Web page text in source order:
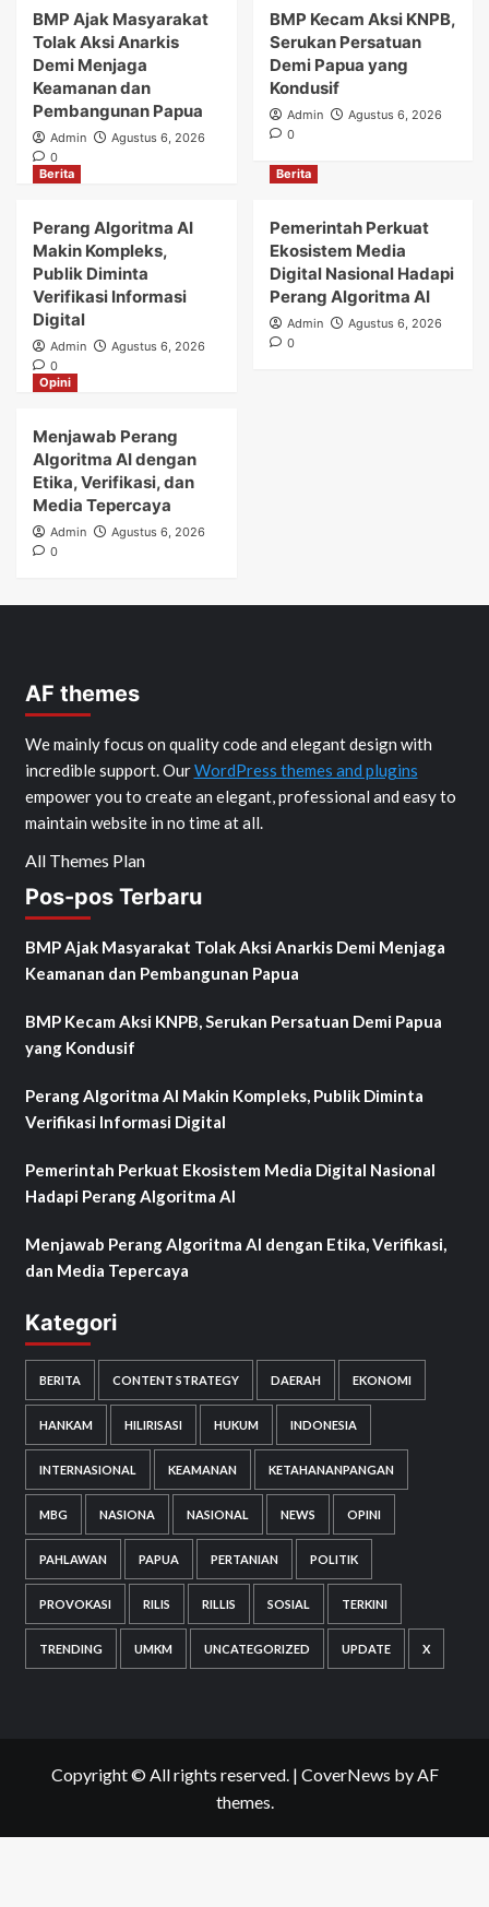
BMP Ajak Masyarakat
Tolak Aksi Anarkis
Demi Menjaga
Keamanan dan
Pembangunan Papua
Admin
Agustus 6, 2026
0
BMP Kecam Aksi KNPB,
Serukan Persatuan
Demi Papua yang
Kondusif
Admin
Agustus 6, 2026
0
Berita
Perang Algoritma AI
Makin Kompleks,
Publik Diminta
Verifikasi Informasi
Digital
Admin
Agustus 6, 2026
0
Berita
Pemerintah Perkuat
Ekosistem Media
Digital Nasional Hadapi
Perang Algoritma AI
Admin
Agustus 6, 2026
0
Opini
Menjawab Perang
Algoritma AI dengan
Etika, Verifikasi, dan
Media Tepercaya
Admin
Agustus 6, 2026
0
AF themes
We mainly focus on quality code and elegant design with
incredible support. OurWordPress themes and plugins
empower you to create an elegant, professional and easy to
maintain website in no time at all.
All Themes Plan
Pos-pos Terbaru
BMP Ajak Masyarakat Tolak Aksi Anarkis Demi Menjaga
Keamanan dan Pembangunan Papua
BMP Kecam Aksi KNPB, Serukan Persatuan Demi Papua
yang Kondusif
Perang Algoritma AI Makin Kompleks, Publik Diminta
Verifikasi Informasi Digital
Pemerintah Perkuat Ekosistem Media Digital Nasional
Hadapi Perang Algoritma AI
Menjawab Perang Algoritma AI dengan Etika, Verifikasi,
dan Media Tepercaya
Kategori
BERITA CONTENT STRATEGY DAERAH EKONOMI
HANKAM HILIRISASI HUKUM INDONESIA
INTERNASIONAL KEAMANAN KETAHANANPANGAN
MBG NASIONA NASIONAL NEWS OPINI
PAHLAWAN PAPUA PERTANIAN POLITIK
PROVOKASI RILIS RILLIS SOSIAL TERKINI
TRENDING UMKM UNCATEGORIZED UPDATE X
Copyright © All rights reserved. | CoverNews by AF
themes.